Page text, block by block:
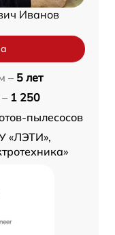
Иванов
– 5 лет
1 250
пылесосов
«ЛЭТИ»,